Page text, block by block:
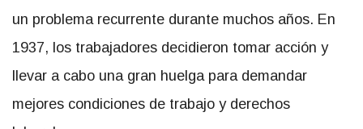
un problema recurrente durante muchos años. En
1937, los trabajadores decidieron tomar acción y
llevar a cabo una gran huelga para demandar
mejores condiciones de trabajo y derechos